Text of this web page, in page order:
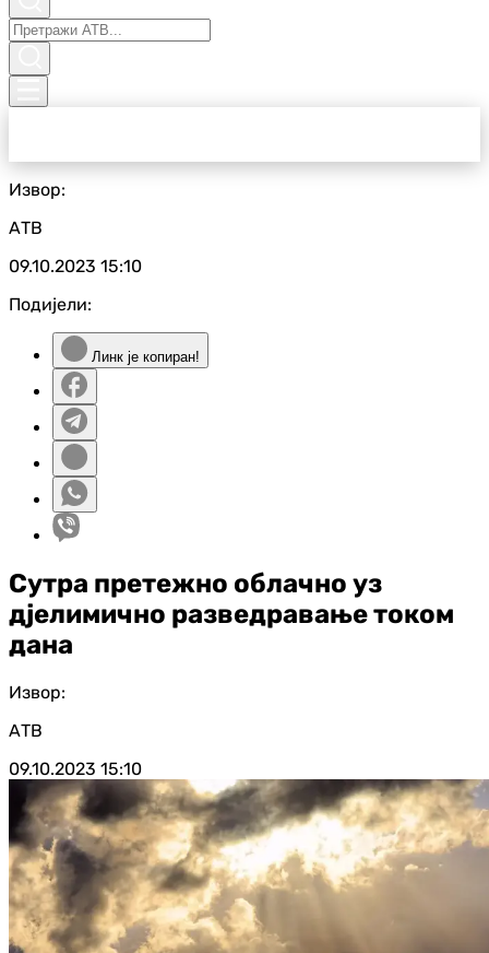
Извор:
АТВ
09.10.2023 15:10
Подијели:
Линк је копиран!
Сутра претежно облачно уз
дјелимично разведравање током
дана
Извор:
АТВ
09.10.2023 15:10